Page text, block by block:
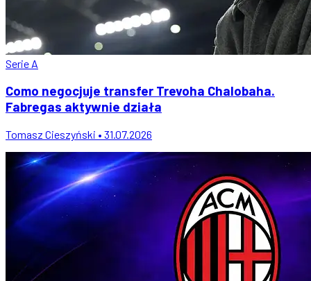
Serie A
Como negocjuje transfer Trevoha Chalobaha.
Fabregas aktywnie działa
Tomasz Cieszyński • 31.07.2026